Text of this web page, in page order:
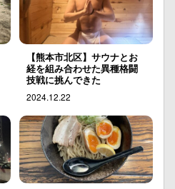
【熊本市北区】サウナとお
経を組み合わせた異種格闘
技戦に挑んできた
2024.12.22